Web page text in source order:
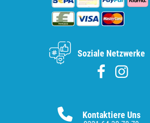
Kontaktiere Uns
Soziale Netzwerke